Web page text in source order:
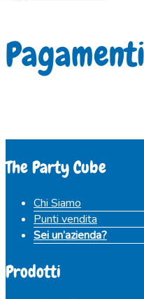
The Party Cube
Chi Siamo
Punti vendita
Sei un’azienda?
Prodotti